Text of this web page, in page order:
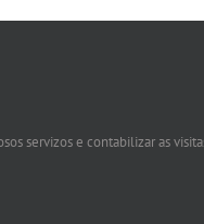
servizos e contabilizar as